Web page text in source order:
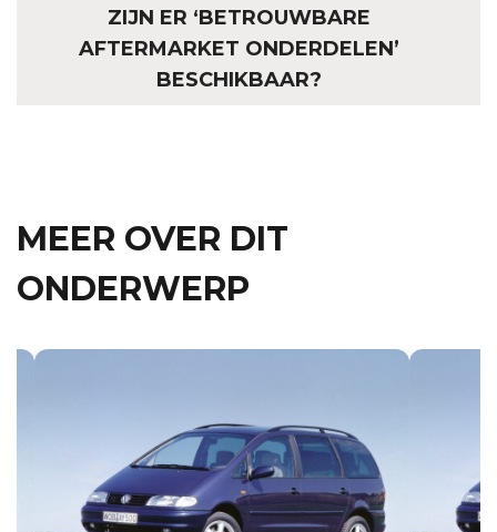
ZIJN ER ‘BETROUWBARE
AFTERMARKET ONDERDELEN’
BESCHIKBAAR?
MEER OVER DIT
ONDERWERP